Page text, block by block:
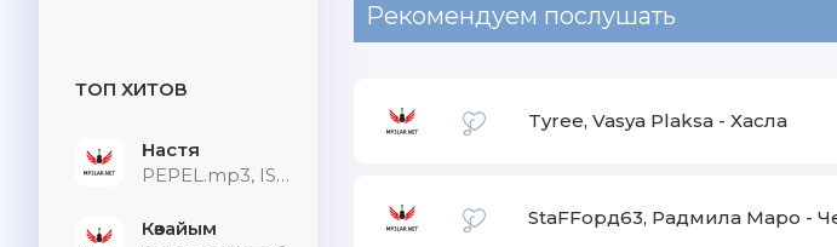
ТОП ХИТОВ
Настя
PEPEL.mp3, ISVNBITOV, Alfredovich
Көзайым
Рекомендуем послушать
Tyree, Vasya Plaksa - Хасла
StaFFорд63, Радмила Маро -